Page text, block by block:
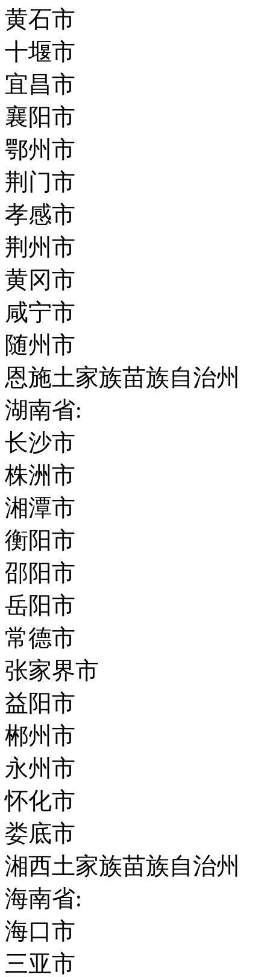
黄石市
十堰市
宜昌市
襄阳市
鄂州市
荆门市
孝感市
荆州市
黄冈市
咸宁市
随州市
恩施土家族苗族自治州
湖南省:
长沙市
株洲市
湘潭市
衡阳市
邵阳市
岳阳市
常德市
张家界市
益阳市
郴州市
永州市
怀化市
娄底市
湘西土家族苗族自治州
海南省:
海口市
三亚市